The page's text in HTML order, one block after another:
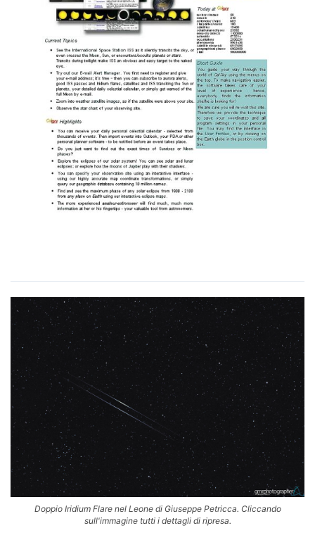
Doppio Iridium Flare nel Leone di Giuseppe Petricca. Cliccando
sull'immagine tutti i dettagli di ripresa.